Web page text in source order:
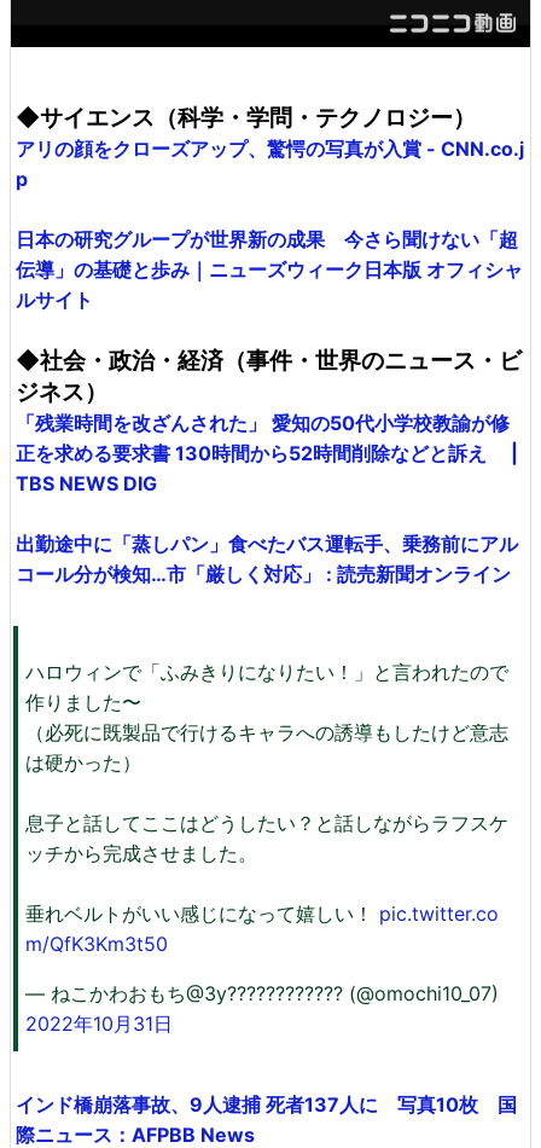
◆サイエンス（科学・学問・テクノロジー）
アリの顔をクローズアップ、驚愕の写真が入賞 - CNN.co.j
p
日本の研究グループが世界新の成果 今さら聞けない「超
伝導」の基礎と歩み｜ニューズウィーク日本版 オフィシャ
ルサイト
◆社会・政治・経済（事件・世界のニュース・ビ
ジネス）
「残業時間を改ざんされた」 愛知の50代小学校教諭が修
正を求める要求書 130時間から52時間削除などと訴え |
TBS NEWS DIG
出勤途中に「蒸しパン」食べたバス運転手、乗務前にアル
コール分が検知…市「厳しく対応」 : 読売新聞オンライン
ハロウィンで「ふみきりになりたい！」と言われたので
作りました〜
（必死に既製品で行けるキャラへの誘導もしたけど意志
は硬かった）
息子と話してここはどうしたい？と話しながらラフスケ
ッチから完成させました。
垂れベルトがいい感じになって嬉しい！ pic.twitter.co
m/QfK3Km3t50
— ねこかわおもち@3y???????????? (@omochi10_07)
2022年10月31日
インド橋崩落事故、9人逮捕 死者137人に 写真10枚 国
際ニュース：AFPBB News